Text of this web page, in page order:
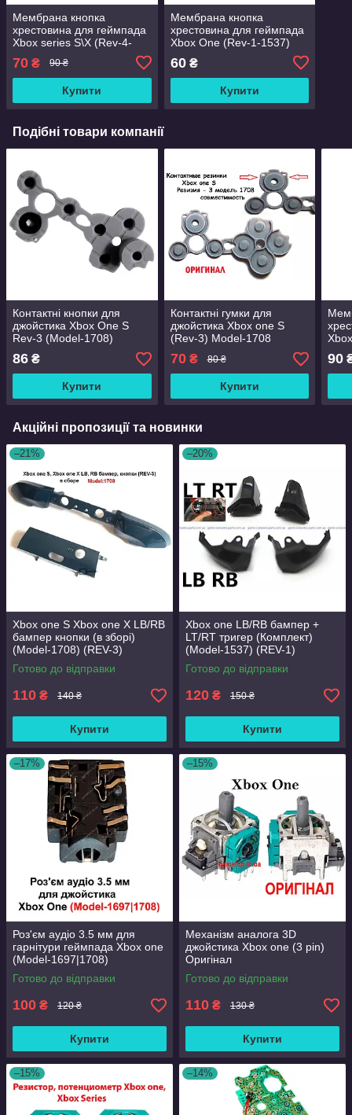
Мембрана кнопка
хрестовина для геймпада
Xbox series S\X (Rev-4-
70 ₴ 90 ₴
Купити
Мембрана кнопка
хрестовина для геймпада
Xbox One (Rev-1-1537)
60₴
Купити
Подібні товари компанії
Контактні кнопки для
джойстика Xbox One S
Rev-3 (Model-1708)
Oригінал
86 ₴
Купити
Контактні гумки для
джойстика Xbox one S
(Rev-3) Model-1708
(Оригінал)
70₴ 80 ₴
Купити
90
Акційні пропозиції та новинки
–21%
Xbox one S Xbox one X LB/RB
бампер кнопки (в зборі)
(Model-1708) (REV-3)
Готово до відправки
110 ₴ 140 ₴
Купити
–20%
Xbox one LB/RB бампер +
LT/RT тригер (Комплект)
(Model-1537) (REV-1)
Готово до відправки
120 ₴ 150 ₴
Купити
–17%
Роз'єм аудіо 3.5 мм для
гарнітури геймпада Xbox one
(Model-1697|1708)
Готово до відправки
100 ₴ 120 ₴
Купити
–15%
Механізм аналога 3D
джойстика Xbox one (3 pin)
Оригінал
Готово до відправки
110 ₴ 130 ₴
Купити
–15% –14%